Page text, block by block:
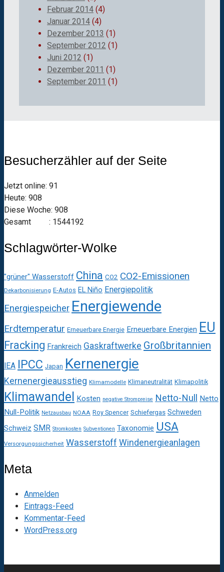
Februar 2014 (4)
Januar 2014 (4)
Dezember 2013 (1)
September 2012 (1)
Juni 2012 (1)
Dezember 2011 (1)
September 2011 (1)
Besucherzähler auf der Seite
Jetzt online: 91
Heute: 908
Diese Woche: 908
Gesamt : 1544192
Schlagwörter-Wolke
"grüner" Wasserstoff China CO2 CO2-Emissionen
Dekarbonisierung E-Autos EL Niño Energiepolitik
Energiespeicher Energiewende
Erdtemperatur Erneuerbare Energie Erneuerbare Energien EU
Fracking Frankreich Gaskraftwerke Großbritannien
IEA IPCC Japan Kernenergie
Kernenergieausstieg Klimamodelle Klimaneutralität Klimapolitik
Klimawandel Kosten negative Strompreise Netto-Null
Netto
Null-Politik Netzausbau NOAA Roy Spencer Schiefergas Schweden
Schweiz SMR Stromkosten Subventionen Taxonomie USA
Versorgungssicherheit Wasserstoff Windenergieanlagen
Meta
Anmelden
Eintrags-Feed
Kommentar-Feed
WordPress.org